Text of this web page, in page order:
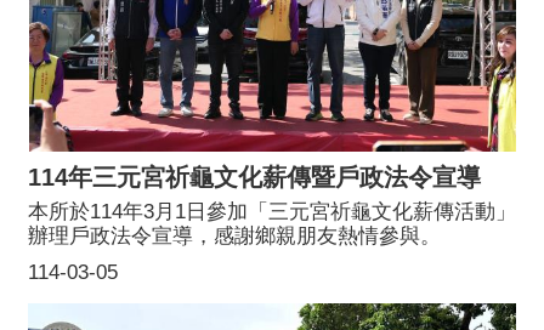
114年三元宮祈龜文化薪傳暨戶政法令宣導
114-03-05
本所於114年3月1日參加「三元宮祈龜文化薪傳活動」
辦理戶政法令宣導，感謝鄉親朋友熱情參與。